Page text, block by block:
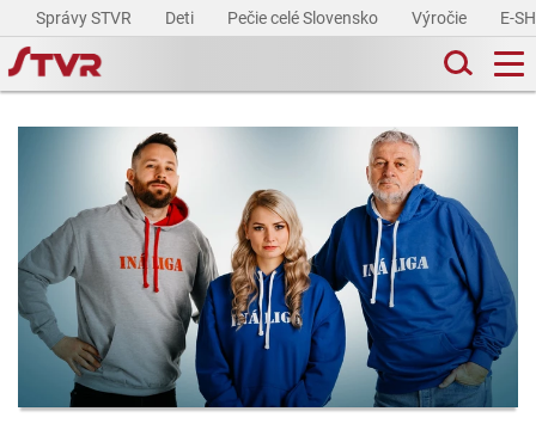
Správy STVR Deti Pečie celé Slovensko Výročie E-